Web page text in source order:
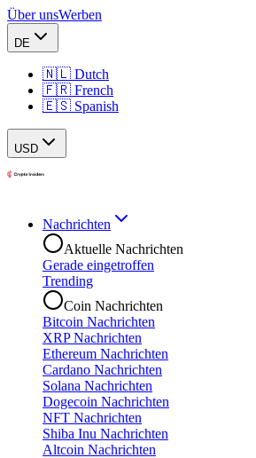
Über unsWerben
DE
🇳🇱 Dutch
🇫🇷 French
🇪🇸 Spanish
USD
Nachrichten
Aktuelle Nachrichten
Gerade eingetroffen
Trending
Coin Nachrichten
Bitcoin Nachrichten
XRP Nachrichten
Ethereum Nachrichten
Cardano Nachrichten
Solana Nachrichten
Dogecoin Nachrichten
NFT Nachrichten
Shiba Inu Nachrichten
Altcoin Nachrichten